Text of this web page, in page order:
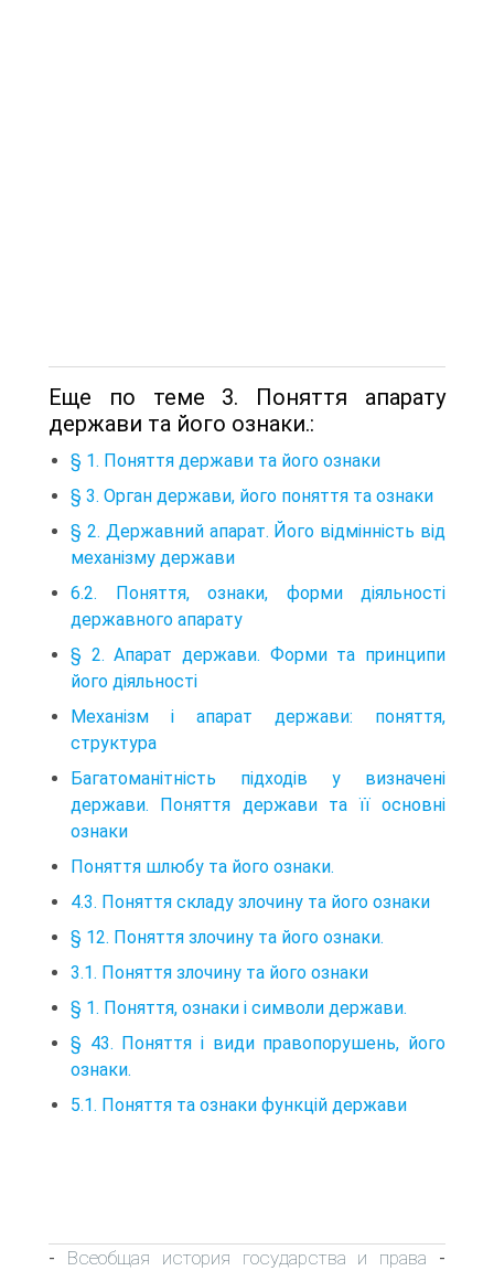
Еще по теме 3. Поняття апарату
держави та його ознаки.:
§ 1. Поняття держави та його ознаки
§ 3. Орган держави, його поняття та ознаки
§ 2. Державний апарат. Його відмінність від
механізму держави
6.2. Поняття, ознаки, форми діяльності
державного апарату
§ 2. Апарат держави. Форми та принципи
його діяльності
Механізм і апарат держави: поняття,
структура
Багатоманітність підходів у визначені
держави. Поняття держави та її основні
ознаки
Поняття шлюбу та його ознаки.
4.3. Поняття складу злочину та його ознаки
§ 12. Поняття злочину та його ознаки.
3.1. Поняття злочину та його ознаки
§ 1. Поняття, ознаки і символи держави.
§ 43. Поняття і види правопорушень, його
ознаки.
5.1. Поняття та ознаки функцій держави
- Всеобщая история государства и права -